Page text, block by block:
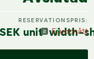
unit-width-
RESERVATIONSPRIS:
Ej uppnått